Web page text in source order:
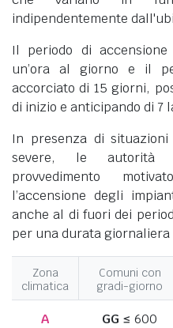
indipendentemente
Il periodo di
un’ora al giorno e il
accorciato di 15 giorni,
di inizio e anticipando di 7
In presenza di
severe, le autorità
provvedimento
l’accensione degli
anche al di fuori dei
per una durata giornaliera
Zona
climatica
Comuni con
gradi-giorno
A GG ≤ 600